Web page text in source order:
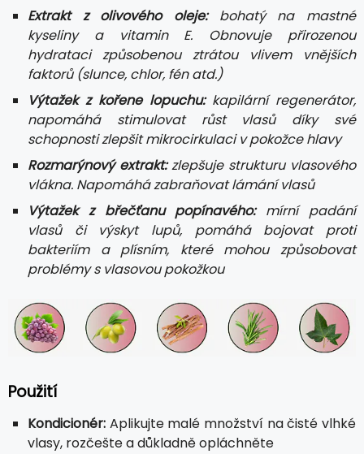
Extrakt z olivového oleje:bohatý na mastné
kyseliny a vitamin E. Obnovuje přirozenou
hydrataci způsobenou ztrátou vlivem vnějších
faktorů (slunce, chlor, fén atd.)
Výtažek z kořene lopuchu:kapilární regenerátor,
napomáhá stimulovat růst vlasů díky své
schopnosti zlepšit mikrocirkulaci v pokožce hlavy
Rozmarýnový extrakt:zlepšuje strukturu vlasového
vlákna. Napomáhá zabraňovat lámání vlasů
Výtažek z břečťanu popínavého:mírní padání
vlasů či výskyt lupů, pomáhá bojovat proti
bakteriím a plísním, které mohou způsobovat
problémy s vlasovou pokožkou
Použití
Kondicionér: Aplikujte malé množství na čisté vlhké
vlasy, rozčešte a důkladně opláchněte